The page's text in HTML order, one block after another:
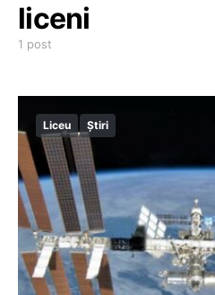
liceni
1 post
Liceu Știri